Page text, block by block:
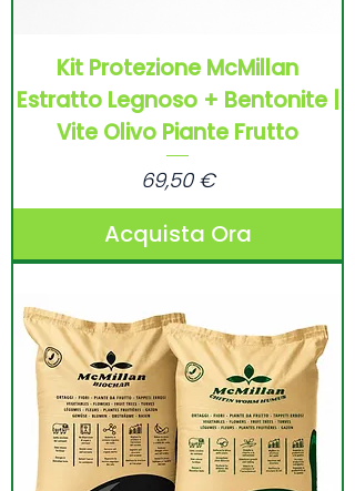
Kit Protezione McMillan
Estratto Legnoso + Bentonite |
Vite Olivo Piante Frutto
Prezzo
69,50 €
Acquista Ora